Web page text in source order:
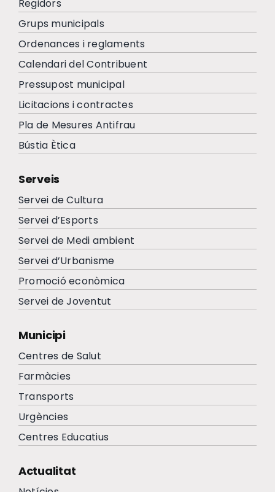
Regidors
Grups municipals
Ordenances i reglaments
Calendari del Contribuent
Pressupost municipal
Licitacions i contractes
Pla de Mesures Antifrau
Bústia Ètica
Serveis
Servei de Cultura
Servei d’Esports
Servei de Medi ambient
Servei d’Urbanisme
Promoció econòmica
Servei de Joventut
Municipi
Centres de Salut
Farmàcies
Transports
Urgències
Centres Educatius
Actualitat